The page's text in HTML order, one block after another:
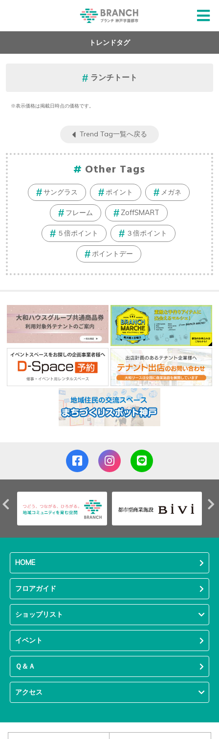
トレンドタグ
ランチトート
※表示価格は掲載日時点の価格です。
Trend Tag一覧へ戻る
Other Tags
サングラス ポイント メガネ
フレーム ZoffSMART
５倍ポイント ３倍ポイント
ポイントデー
HOME
フロアガイド
ショップリスト
イベント
Ｑ＆Ａ
アクセス